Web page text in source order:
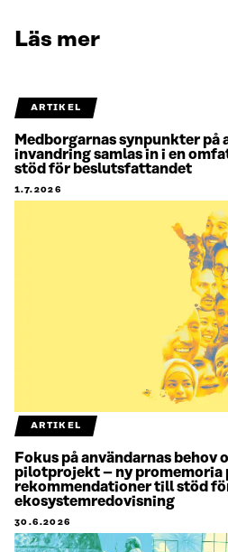
Läs mer
ARTIKEL
Medborgarnas synpunkter på
invandring samlas in i en
stöd för beslutsfattandet
1.7.2026
ARTIKEL
Fokus på användarnas behov
pilotprojekt – ny promemoria
rekommendationer till stöd
ekosystemredovisning
30.6.2026